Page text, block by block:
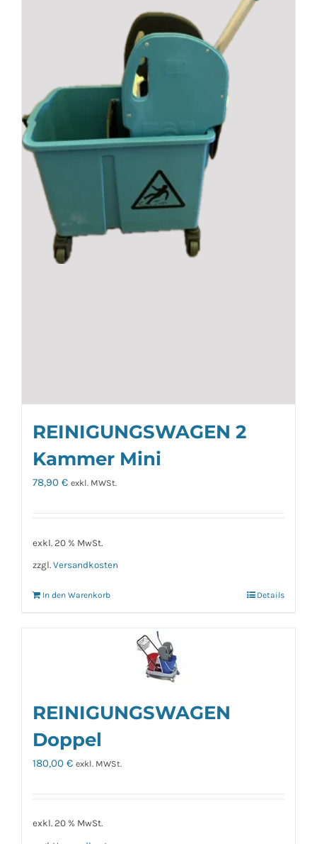
REINIGUNGSWAGEN 2
Kammer Mini
78,90 € exkl. MWSt.
exkl. 20 % MwSt.
zzgl. Versandkosten
In den Warenkorb Details
REINIGUNGSWAGEN
Doppel
180,00 € exkl. MWSt.
exkl. 20 % MwSt.